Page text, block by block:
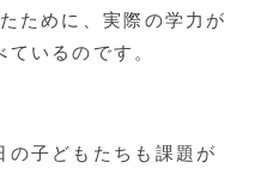
ために、実際の学力が
いるのです。
の子どもたちも課題が